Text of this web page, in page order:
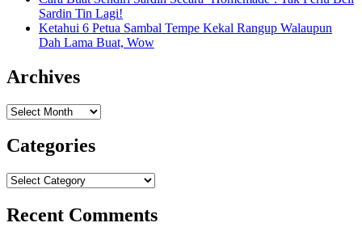
Sardin Tin Lagi!
Ketahui 6 Petua Sambal Tempe Kekal Rangup Walaupun
Dah Lama Buat, Wow
Archives
Archives
Categories
Categories
Recent Comments